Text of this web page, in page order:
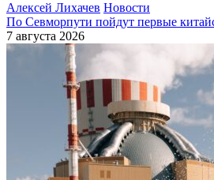
Алексей Лихачев Новости
По Севморпути пойдут первые
7 августа 2026